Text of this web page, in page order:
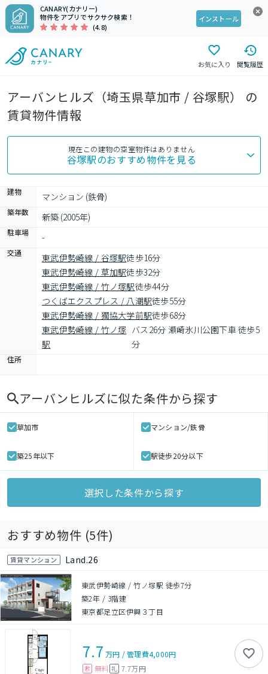
CANARY(カナリー)
物件をアプリでサクサク検索！
(4.8)
インストール
お気に入り 閲覧履歴
アーバンヒルズ（埼玉県草加市 / 谷塚駅） の
賃貸物件情報
現在この建物の空室物件はありません
谷塚駅のおすすめ物件を見る
建物 マンション (鉄骨)
築年数 新築 (2005年)
駐車場 -
交通 東武伊勢崎線 / 谷塚駅徒歩16分
東武伊勢崎線 / 草加駅徒歩32分
東武伊勢崎線 / 竹ノ塚駅徒歩44分
つくばエクスプレス / 八潮駅徒歩55分
東武伊勢崎線 / 獨協大学前駅徒歩68分
東武伊勢崎線 / 竹ノ塚
駅
バス26分 瀬崎氷川公園下車 徒歩5
分
住所
アーバンヒルズに似た条件から探す
草加市 マンション/鉄骨
築25年以下 駅徒歩20分以下
選択した条件から探す
おすすめ物件 (5件)
賃貸マンション Land.26
東武伊勢崎線 / 竹ノ塚駅 徒歩7分
築2年 / 3階建
東京都足立区伊興３丁目
7.7 万円 /管理費4,000円
敷 無料 礼 7.7万円